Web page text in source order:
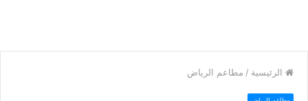
الرئيسية / مطاعم الرياض